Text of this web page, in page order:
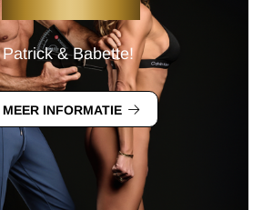
Patrick & Babette!
MEER INFORMATIE